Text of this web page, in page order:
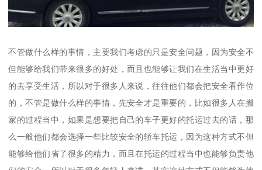
不管做什么样的事情，主要我们考虑的只是安全问题，因为安全不
但能够给我们带来很多的好处，而且也能够让我们在生活当中更好
的去享受生活，所以对于很多人来说，往往他们都会把安全看作位
的，不管是做什么样的事情，先安全才是重要的，比如很多人在搬
家的过程当中，如果是想要把自己的车子更好的托运过去的话，那
么一般他们都会选择一些比较安全的轿车托运，因为这种方式不但
能够给他们省了很多的精力，而且在托运的过程当中也能够负责他